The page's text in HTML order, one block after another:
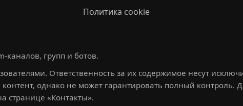
Политика cookie
каналов, групп и ботов.
Ответственность за их содержимое несут
однако не может гарантировать полный контроль.
странице «Контакты».